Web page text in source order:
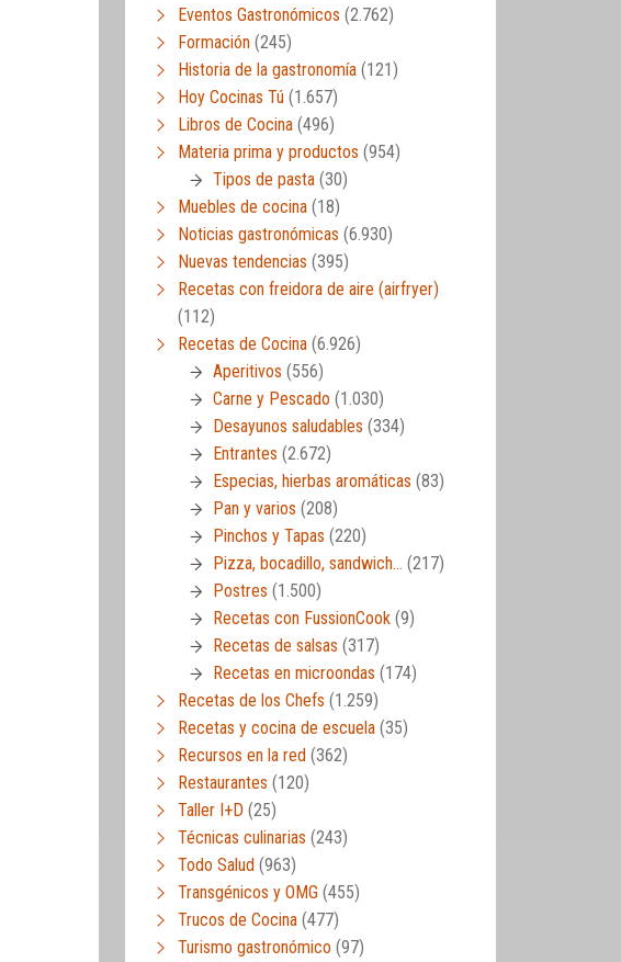
Eventos Gastronómicos (2.762)
Formación (245)
Historia de la gastronomía (121)
Hoy Cocinas Tú (1.657)
Libros de Cocina (496)
Materia prima y productos (954)
Tipos de pasta (30)
Muebles de cocina (18)
Noticias gastronómicas (6.930)
Nuevas tendencias (395)
Recetas con freidora de aire (airfryer)
(112)
Recetas de Cocina (6.926)
Aperitivos (556)
Carne y Pescado (1.030)
Desayunos saludables (334)
Entrantes (2.672)
Especias, hierbas aromáticas (83)
Pan y varios (208)
Pinchos y Tapas (220)
Pizza, bocadillo, sandwich… (217)
Postres (1.500)
Recetas con FussionCook (9)
Recetas de salsas (317)
Recetas en microondas (174)
Recetas de los Chefs (1.259)
Recetas y cocina de escuela (35)
Recursos en la red (362)
Restaurantes (120)
Taller I+D (25)
Técnicas culinarias (243)
Todo Salud (963)
Transgénicos y OMG (455)
Trucos de Cocina (477)
Turismo gastronómico (97)